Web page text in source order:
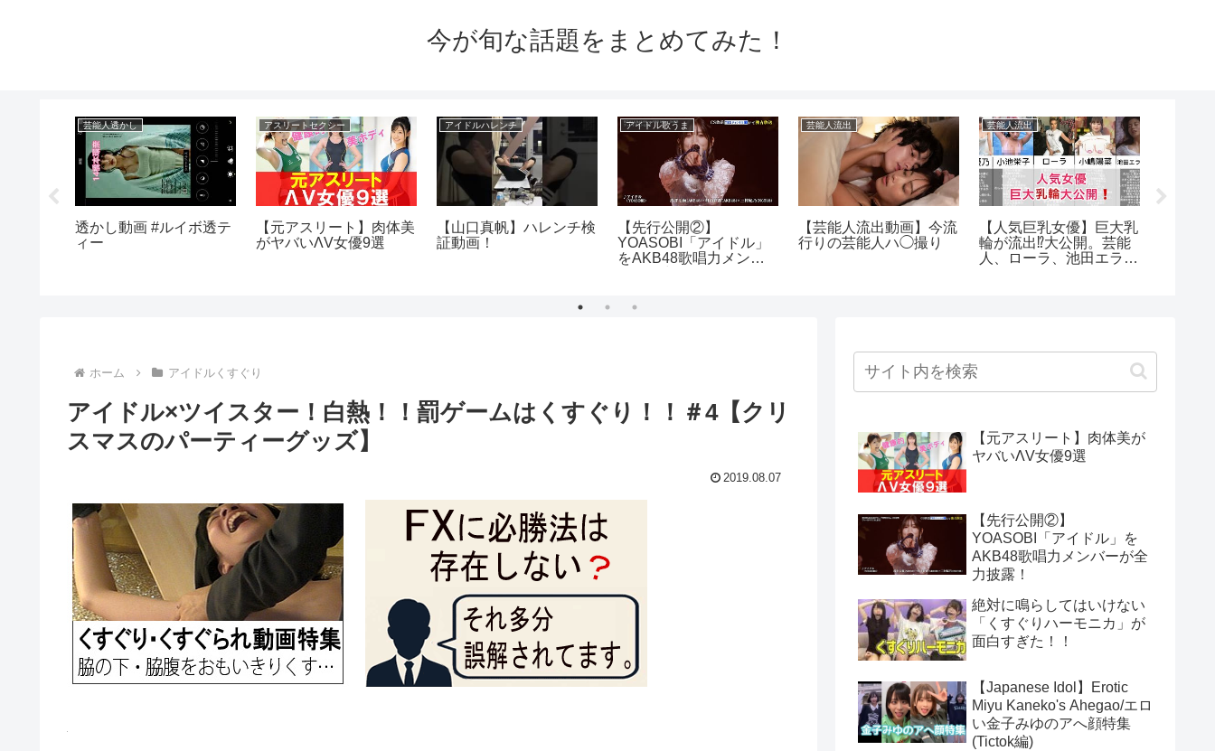
今が旬な話題をまとめてみた！
芸能人透かし
透かし動画 #ルイボ透テ
ィー
アスリートセクシー
【元アスリート】肉体美
がヤバいΛV女優9選
アイドルハレンチ
【山口真帆】ハレンチ検
証動画！
アイドル歌うま
【先行公開②】
YOASOBI「アイドル」
をAKB48歌唱力メンバ
芸能人流出
【芸能人流出動画】今流
行りの芸能人ハ◯撮り
芸能人流出
【人気巨乳女優】巨大乳
輪が流出⁉️大公開。芸能
人、ローラ、池田エライ
ホーム アイドルくすぐり
アイドル×ツイスター！白熱！！罰ゲームはくすぐり！！＃4【クリ
スマスのパーティーグッズ】
2019.08.07
【元アスリート】肉体美が
ヤバいΛV女優9選
【先行公開②】
YOASOBI「アイドル」を
AKB48歌唱力メンバーが全
力披露！
絶対に鳴らしてはいけない
「くすぐりハーモニカ」が
面白すぎた！！
【Japanese Idol】Erotic
Miyu Kaneko's Ahegao/エロ
い金子みゆのアへ顔特集
(Tictok編)